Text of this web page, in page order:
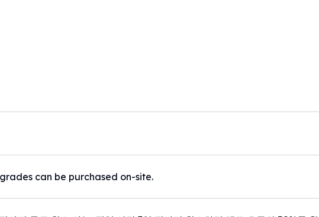
can be purchased on-site.